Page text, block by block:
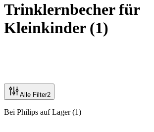
Trinklernbecher für
Kleinkinder(1)
Alle Filter2
Bei Philips auf Lager (1)